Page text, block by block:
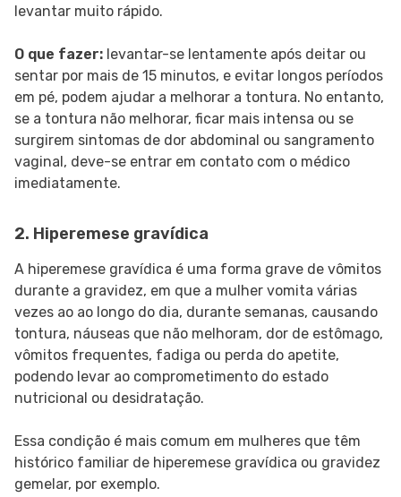
levantar muito rápido.
O que fazer: levantar-se lentamente após deitar ou
sentar por mais de 15 minutos, e evitar longos períodos
em pé, podem ajudar a melhorar a tontura. No entanto,
se a tontura não melhorar, ficar mais intensa ou se
surgirem sintomas de dor abdominal ou sangramento
vaginal, deve-se entrar em contato com o médico
imediatamente.
2. Hiperemese gravídica
A hiperemese gravídica é uma forma grave de vômitos
durante a gravidez, em que a mulher vomita várias
vezes ao ao longo do dia, durante semanas, causando
tontura, náuseas que não melhoram, dor de estômago,
vômitos frequentes, fadiga ou perda do apetite,
podendo levar ao comprometimento do estado
nutricional ou desidratação.
Essa condição é mais comum em mulheres que têm
histórico familiar de hiperemese gravídica ou gravidez
gemelar, por exemplo.